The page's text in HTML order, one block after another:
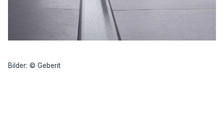
Bilder: © Geberit